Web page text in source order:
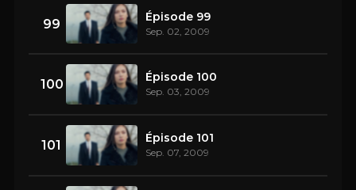
99 Épisode 99
Sep. 02, 2009
100 Épisode 100
Sep. 03, 2009
101 Épisode 101
Sep. 07, 2009